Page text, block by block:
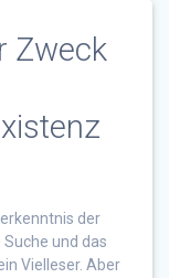
Zweck
der
und das
Vielleser. Aber